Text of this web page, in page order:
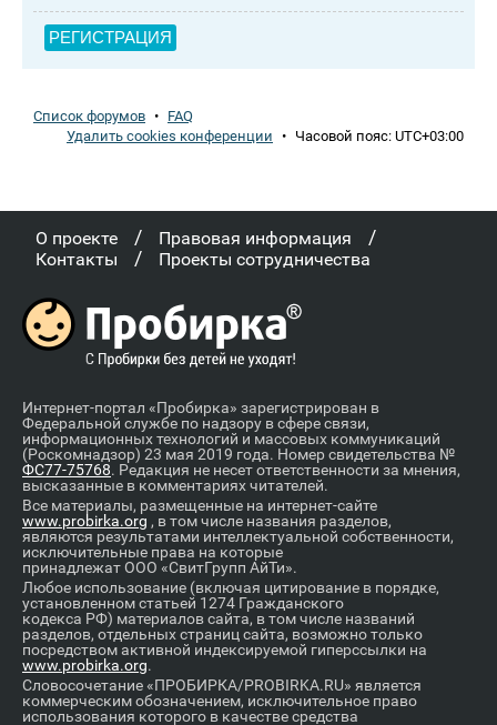
РЕГИСТРАЦИЯ
Список форумов • FAQ
Удалить cookies конференции • Часовой пояс: UTC+03:00
О проекте / Правовая информация /
Контакты / Проекты сотрудничества
Интернет-портал «Пробирка» зарегистрирован в
Федеральной службе по надзору в сфере связи,
информационных технологий и массовых коммуникаций
(Роскомнадзор) 23 мая 2019 года. Номер свидетельства №
ФС77-75768. Редакция не несет ответственности за мнения,
высказанные в комментариях читателей.
Все материалы, размещенные на интернет-сайте
www.probirka.org , в том числе названия разделов,
являются результатами интеллектуальной собственности,
исключительные права на которые
принадлежат ООО «СвитГрупп АйТи».
Любое использование (включая цитирование в порядке,
установленном статьей 1274 Гражданского
кодекса РФ) материалов сайта, в том числе названий
разделов, отдельных страниц сайта, возможно только
посредством активной индексируемой гиперссылки на
www.probirka.org.
Словосочетание «ПРОБИРКА/PROBIRKA.RU» является
коммерческим обозначением, исключительное право
использования которого в качестве средства